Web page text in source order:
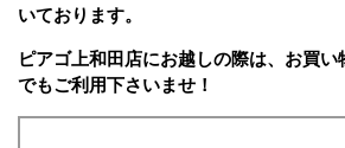
いております。
ピアゴ上和田店にお越しの際は、お買
でもご利用下さいませ！